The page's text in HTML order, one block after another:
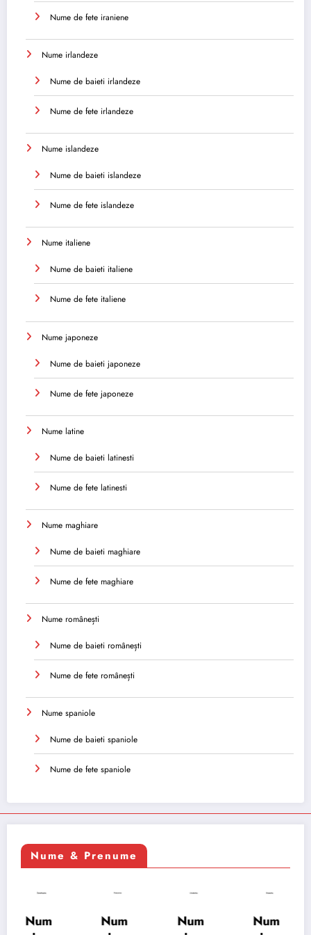
Nume de fete iraniene
Nume irlandeze
Nume de baieti irlandeze
Nume de fete irlandeze
Nume islandeze
Nume de baieti islandeze
Nume de fete islandeze
Nume italiene
Nume de baieti italiene
Nume de fete italiene
Nume japoneze
Nume de baieti japoneze
Nume de fete japoneze
Nume latine
Nume de baieti latinesti
Nume de fete latinesti
Nume maghiare
Nume de baieti maghiare
Nume de fete maghiare
Nume românești
Nume de baieti românești
Nume de fete românești
Nume spaniole
Nume de baieti spaniole
Nume de fete spaniole
Nume & Prenume
Num
Num
Num
Num